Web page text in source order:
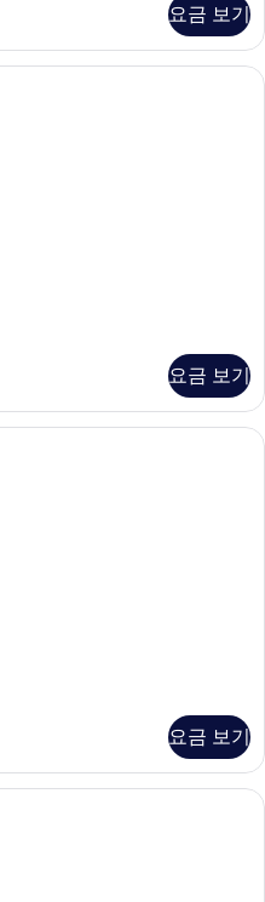
요금 보기
미니바, 객실 내 금고, 책상, 노트북 작
요금 보기
슈피리어 스위트, 더블침대 1개 | 미니
요금 보기
디럭스 방갈로, 킹사이즈침대 1개 | 미